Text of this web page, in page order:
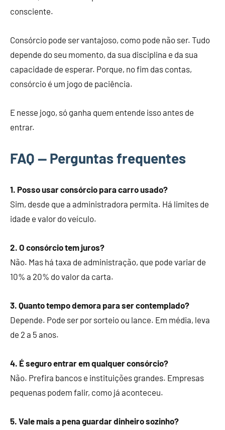
consciente.
Consórcio pode ser vantajoso, como pode não ser. Tudo
depende do seu momento, da sua disciplina e da sua
capacidade de esperar. Porque, no fim das contas,
consórcio é um jogo de paciência.
E nesse jogo, só ganha quem entende isso antes de
entrar.
FAQ — Perguntas frequentes
1. Posso usar consórcio para carro usado?
Sim, desde que a administradora permita. Há limites de
idade e valor do veículo.
2. O consórcio tem juros?
Não. Mas há taxa de administração, que pode variar de
10% a 20% do valor da carta.
3. Quanto tempo demora para ser contemplado?
Depende. Pode ser por sorteio ou lance. Em média, leva
de 2 a 5 anos.
4. É seguro entrar em qualquer consórcio?
Não. Prefira bancos e instituições grandes. Empresas
pequenas podem falir, como já aconteceu.
5. Vale mais a pena guardar dinheiro sozinho?